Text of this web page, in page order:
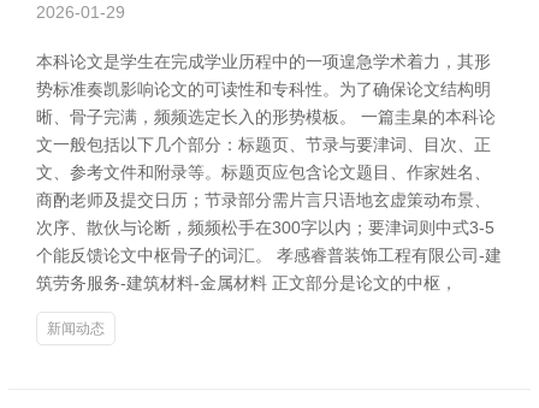
2026-01-29
本科论文是学生在完成学业历程中的一项遑急学术着力，其形
势标准奏凯影响论文的可读性和专科性。为了确保论文结构明
晰、骨子完满，频频选定长入的形势模板。 一篇圭臬的本科论
文一般包括以下几个部分：标题页、节录与要津词、目次、正
文、参考文件和附录等。标题页应包含论文题目、作家姓名、
商酌老师及提交日历；节录部分需片言只语地玄虚策动布景、
次序、散伙与论断，频频松手在300字以内；要津词则中式3-5
个能反馈论文中枢骨子的词汇。 孝感睿普装饰工程有限公司-建
筑劳务服务-建筑材料-金属材料 正文部分是论文的中枢，
新闻动态